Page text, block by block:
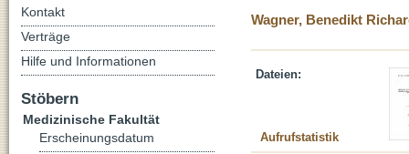
Wagner, Benedikt
Dateien:
Aufrufstatistik
Kontakt
Verträge
Hilfe und Informationen
Stöbern
Medizinische Fakultät
Erscheinungsdatum